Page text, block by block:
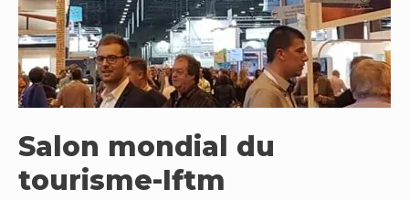
Salon mondial du
tourisme-Iftm